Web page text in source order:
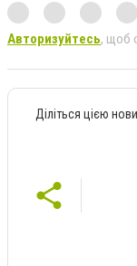
Авторизуйтесь, щоб
Діліться цією